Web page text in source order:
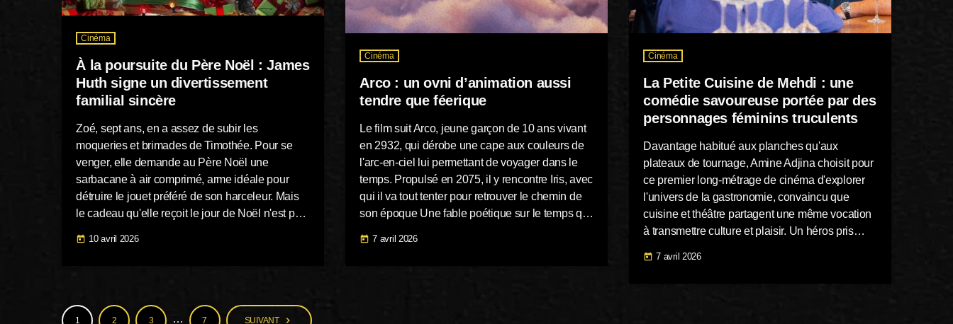
Cinéma
À la poursuite du Père Noël : James
Huth signe un divertissement
familial sincère
Zoé, sept ans, en a assez de subir les
moqueries et brimades de Timothée. Pour se
venger, elle demande au Père Noël une
sarbacane à air comprimé, arme idéale pour
détruire le jouet préféré de son harceleur. Mais
le cadeau qu'elle reçoit le jour de Noël n'est pas
que de partir à la recherche du Père Noël pour
today 10 avril 2026
Cinéma
Arco : un ovni d’animation aussi
tendre que féerique
Le film suit Arco, jeune garçon de 10 ans vivant
en 2932, qui dérobe une cape aux couleurs de
l'arc-en-ciel lui permettant de voyager dans le
temps. Propulsé en 2075, il y rencontre Iris, avec
qui il va tout tenter pour retrouver le chemin de
son époque Une fable poétique sur le temps qui
d’E.T., Arco a séduit à peu près tout le monde, et
today 7 avril 2026
Cinéma
La Petite Cuisine de Mehdi : une
comédie savoureuse portée par des
personnages féminins truculents
Davantage habitué aux planches qu'aux
plateaux de tournage, Amine Adjina choisit pour
ce premier long-métrage de cinéma d'explorer
l'univers de la gastronomie, convaincu que
cuisine et théâtre partagent une même vocation
à transmettre culture et plaisir. Un héros pris
nourricière, l’art culinaire y est envisagé comme
today 7 avril 2026
1 2 3 … 7 SUIVANT navigate_next